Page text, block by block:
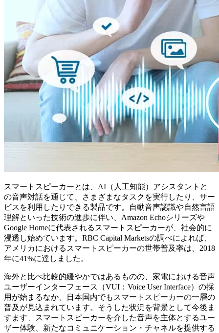
スマートスピーカーとは、AI（人工知能）アシスタントと
の音声対話を通じて、さまざまなタスクを実行したり、サー
ビスを利用したりできる製品です。自動音声認識や自然言語
理解といった技術の進歩に伴い、Amazon Echoシリーズや
Google Homeに代表されるスマートスピーカーが、社会的に
浸透し始めています。RBC Capital Marketsの調べによれば、
アメリカにおけるスマートスピーカーの世帯普及率は、2018
年に41%に達しました。
海外と比べ比較的緩やかではあるものの、家電における音声
ユーザーインターフェース（VUI：Voice User Interface）の採
用が始まるなか、日本国内でもスマートスピーカーの一層の
普及が見込まれています。そうした状況を背景として今後ま
すます、スマートスピーカーを介した音声を主体とするユー
ザー体験、新たなコミュニケーション・チャネルを提供する